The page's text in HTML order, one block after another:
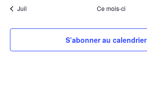
Juil Ce mois-ci
S’abonner au calendrier